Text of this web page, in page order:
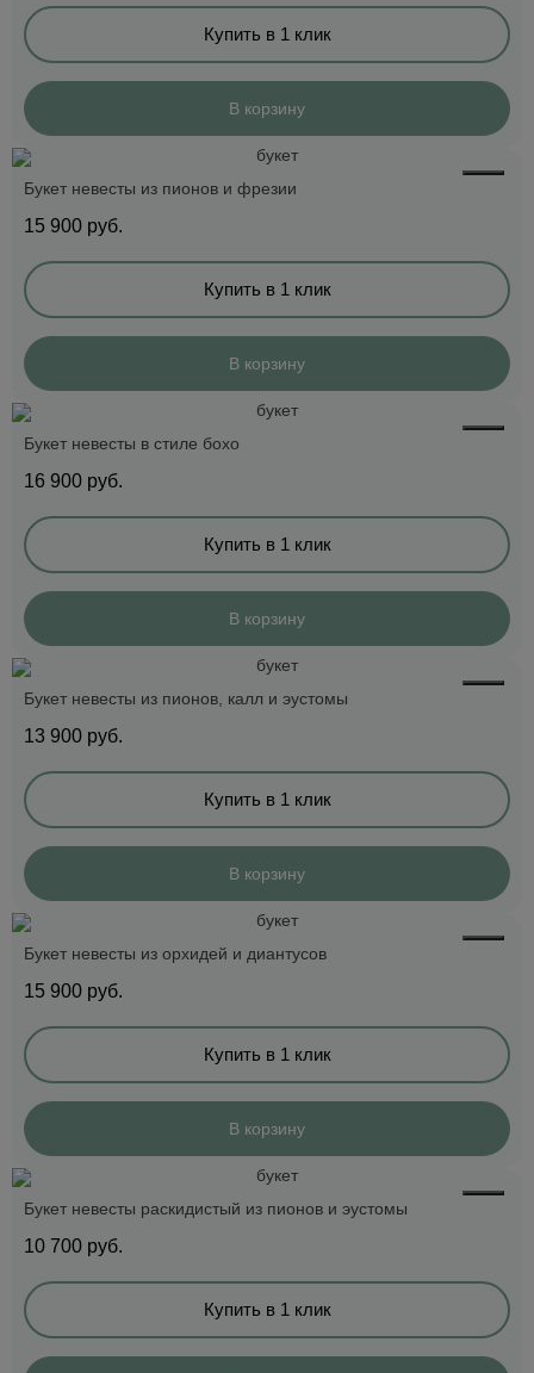
Купить в 1 клик
В корзину
Букет невесты из пионов и фрезии
15 900 руб.
Купить в 1 клик
В корзину
Букет невесты в стиле бохо
16 900 руб.
Купить в 1 клик
В корзину
Букет невесты из пионов, калл и эустомы
13 900 руб.
Купить в 1 клик
В корзину
Букет невесты из орхидей и диантусов
15 900 руб.
Купить в 1 клик
В корзину
Букет невесты раскидистый из пионов и эустомы
10 700 руб.
Купить в 1 клик